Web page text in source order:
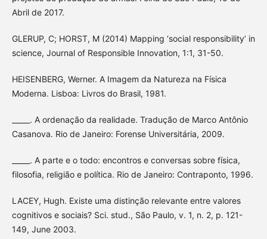
Abril de 2017.
GLERUP, C; HORST, M (2014) Mapping ‘social responsibility’ in
science, Journal of Responsible Innovation, 1:1, 31-50.
HEISENBERG, Werner. A Imagem da Natureza na Física
Moderna. Lisboa: Livros do Brasil, 1981.
_____. A ordenação da realidade. Tradução de Marco Antônio
Casanova. Rio de Janeiro: Forense Universitária, 2009.
_____. A parte e o todo: encontros e conversas sobre física,
filosofia, religião e política. Rio de Janeiro: Contraponto, 1996.
LACEY, Hugh. Existe uma distinção relevante entre valores
cognitivos e sociais? Sci. stud., São Paulo, v. 1, n. 2, p. 121-
149, June 2003.